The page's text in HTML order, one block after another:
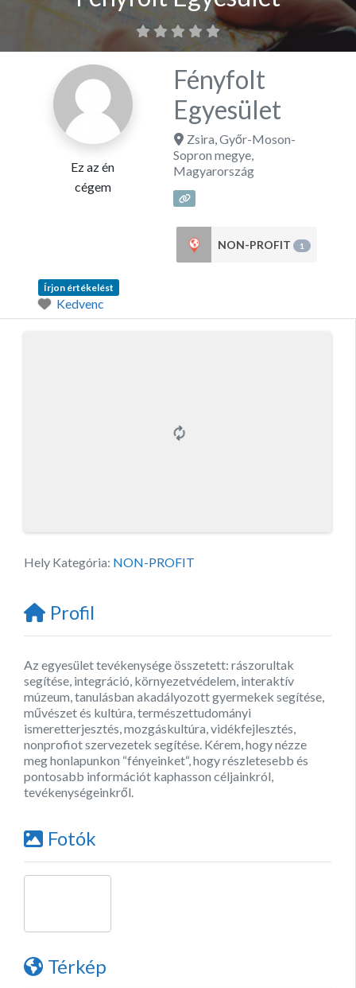
Ez az én
cégem
Fényfolt
Egyesület
Zsira,Győr-Moson-
Sopron megye,
Magyarország
NON-PROFIT 1
Írjon értékelést
Kedvenc
Hely Kategória: NON-PROFIT
Profil
Az egyesület tevékenysége összetett: rászorultak
segítése, integráció, környezetvédelem, interaktív
múzeum, tanulásban akadályozott gyermekek segítése,
művészet és kultúra, természettudományi
ismeretterjesztés, mozgáskultúra, vidékfejlesztés,
nonprofiot szervezetek segítése. Kérem, hogy nézze
meg honlapunkon “fényeinket“, hogy részletesebb és
pontosabb információt kaphasson céljainkról,
tevékenységeinkről.
Fotók
Térkép